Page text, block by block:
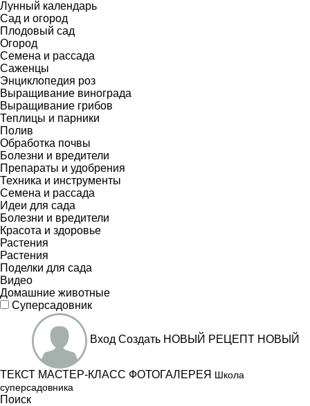
Лунный календарь
Сад и огород
Плодовый сад
Огород
Семена и рассада
Саженцы
Энциклопедия роз
Выращивание винограда
Выращивание грибов
Теплицы и парники
Полив
Обработка почвы
Болезни и вредители
Препараты и удобрения
Техника и инструменты
Семена и рассада
Идеи для сада
Болезни и вредители
Красота и здоровье
Растения
Растения
Поделки для сада
Видео
Домашние животные
Суперсадовник
Вход Создать НОВЫЙ РЕЦЕПТ НОВЫЙ
ТЕКСТ МАСТЕР-КЛАСС ФОТОГАЛЕРЕЯ Школа
суперсадовника
Поиск